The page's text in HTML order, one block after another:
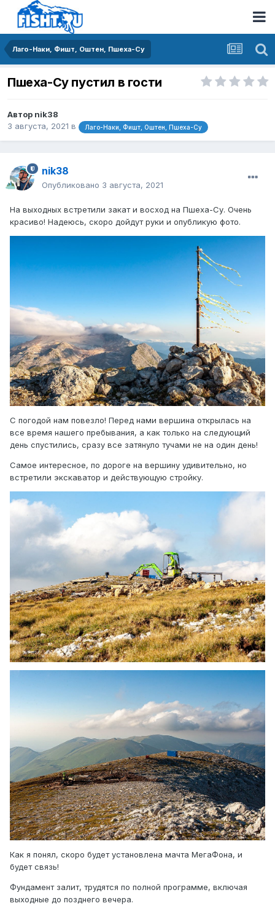
Лаго-Наки, Фишт, Оштен, Пшеха-Су
Пшеха-Су пустил в гости
Автор nik38
3 августа, 2021 в Лаго-Наки, Фишт, Оштен, Пшеха-Су
nik38
Опубликовано 3 августа, 2021
На выходных встретили закат и восход на Пшеха-Су. Очень
красиво! Надеюсь, скоро дойдут руки и опубликую фото.
С погодой нам повезло! Перед нами вершина открылась на
все время нашего пребывания, а как только на следующий
день спустились, сразу все затянуло тучами не на один день!
Самое интересное, по дороге на вершину удивительно, но
встретили экскаватор и действующую стройку.
Как я понял, скоро будет установлена мачта МегаФона, и
будет связь!
Фундамент залит, трудятся по полной программе, включая
выходные до позднего вечера.